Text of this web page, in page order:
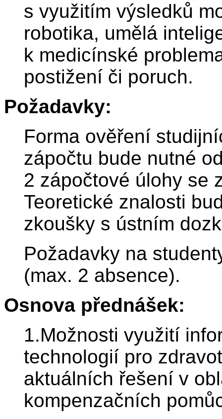
s využitím výsledků
robotika, umělá
k medicínské
postižení či poruch.
Požadavky:
Forma ověření
zápočtu bude nutné
2 zápočtové úlohy se
Teoretické znalosti
zkoušky s ústním
Požadavky na
(max. 2 absence).
Osnova přednášek:
1.Možnosti využití
technologií pro
aktuálních řešení v
kompenzačních